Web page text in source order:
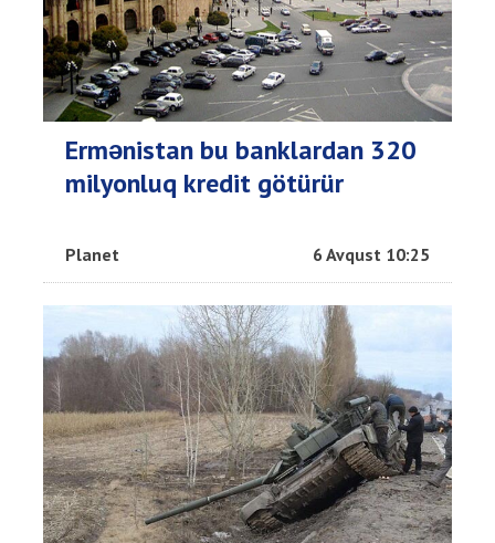
Ermənistan bu banklardan 320
milyonluq kredit götürür
Planet 6 Avqust 10:25